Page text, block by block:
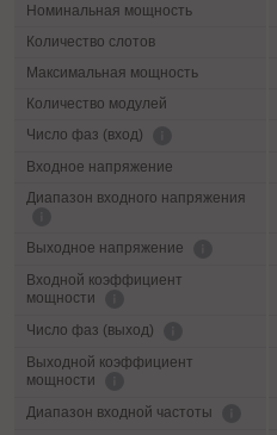
Номинальная мощность
Количество слотов
Максимальная мощность
Количество модулей
Число фаз (вход)
Входное напряжение
Диапазон входного напряжения
Выходное напряжение
Входной коэффициент
мощности
Число фаз (выход)
Выходной коэффициент
мощности
Диапазон входной частоты